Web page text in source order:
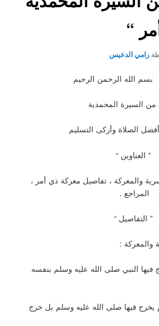
“
رامي الدعيس
الرحمن الرحيم
السيرة المحمدية
الصلاة وأزكى التسليم
” العناوين “
والمعركة ، تفاصيل معركة ذي أمر ،
المراجع .
” التفاصيل “
والمعركة :
فيها النبي صلى الله عليه وسلم بنفسه
يخرج فيها صلى الله عليه وسلم بل خرج